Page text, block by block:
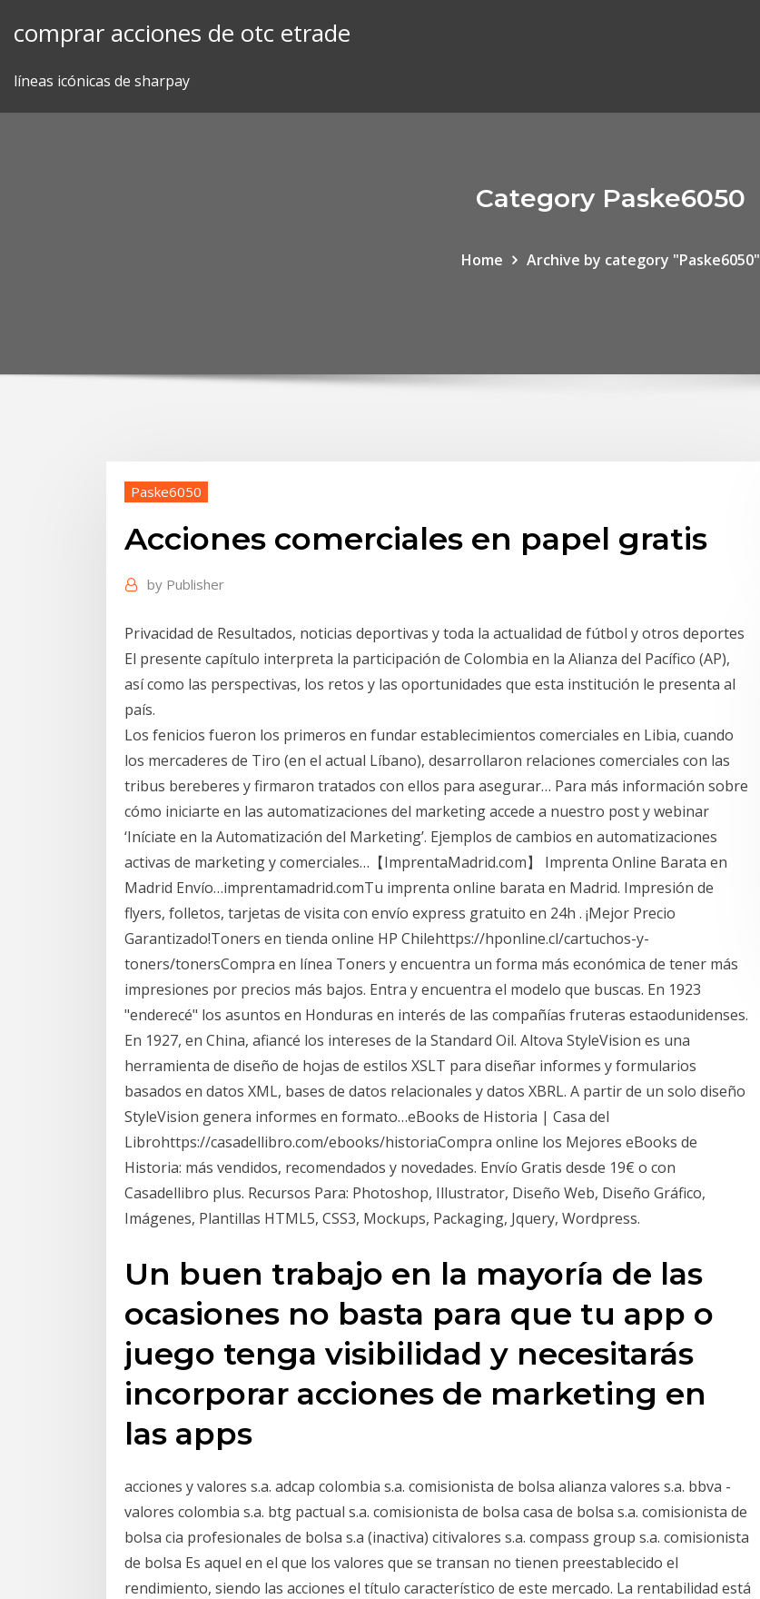
comprar acciones de otc etrade
líneas icónicas de sharpay
Category Paske6050
Home Archive by category "Paske6050"
Paske6050
Acciones comerciales en papel gratis
by Publisher
Privacidad de Resultados, noticias deportivas y toda la actualidad de fútbol y otros deportes
El presente capítulo interpreta la participación de Colombia en la Alianza del Pacífico (AP),
así como las perspectivas, los retos y las oportunidades que esta institución le presenta al
país.
Los fenicios fueron los primeros en fundar establecimientos comerciales en Libia, cuando
los mercaderes de Tiro (en el actual Líbano), desarrollaron relaciones comerciales con las
tribus bereberes y firmaron tratados con ellos para asegurar… Para más información sobre
cómo iniciarte en las automatizaciones del marketing accede a nuestro post y webinar
‘Iníciate en la Automatización del Marketing’. Ejemplos de cambios en automatizaciones
activas de marketing y comerciales…【ImprentaMadrid.com】 Imprenta Online Barata en
Madrid Envío…imprentamadrid.comTu imprenta online barata en Madrid. Impresión de
flyers, folletos, tarjetas de visita con envío express gratuito en 24h . ¡Mejor Precio
Garantizado!Toners en tienda online HP Chilehttps://hponline.cl/cartuchos-y-
toners/tonersCompra en línea Toners y encuentra un forma más económica de tener más
impresiones por precios más bajos. Entra y encuentra el modelo que buscas. En 1923
"enderecé" los asuntos en Honduras en interés de las compañías fruteras estaodunidenses.
En 1927, en China, afiancé los intereses de la Standard Oil. Altova StyleVision es una
herramienta de diseño de hojas de estilos XSLT para diseñar informes y formularios
basados en datos XML, bases de datos relacionales y datos XBRL. A partir de un solo diseño
StyleVision genera informes en formato…eBooks de Historia | Casa del
Librohttps://casadellibro.com/ebooks/historiaCompra online los Mejores eBooks de
Historia: más vendidos, recomendados y novedades. Envío Gratis desde 19€ o con
Casadellibro plus. Recursos Para: Photoshop, Illustrator, Diseño Web, Diseño Gráfico,
Imágenes, Plantillas HTML5, CSS3, Mockups, Packaging, Jquery, Wordpress.
Un buen trabajo en la mayoría de las
ocasiones no basta para que tu app o
juego tenga visibilidad y necesitarás
incorporar acciones de marketing en
las apps
acciones y valores s.a. adcap colombia s.a. comisionista de bolsa alianza valores s.a. bbva -
valores colombia s.a. btg pactual s.a. comisionista de bolsa casa de bolsa s.a. comisionista de
bolsa cia profesionales de bolsa s.a (inactiva) citivalores s.a. compass group s.a. comisionista
de bolsa Es aquel en el que los valores que se transan no tienen preestablecido el
rendimiento, siendo las acciones el título característico de este mercado. La rentabilidad está